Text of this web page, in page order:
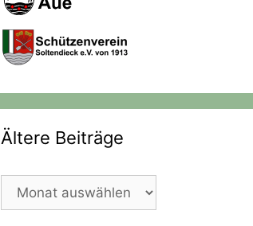
Ältere Beiträge
Ältere
Beiträge